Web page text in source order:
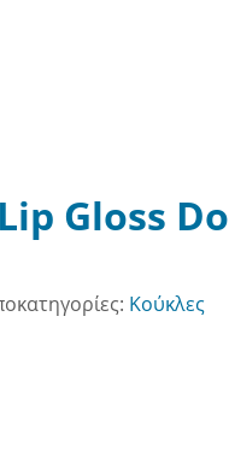
Gloss
Κούκλες